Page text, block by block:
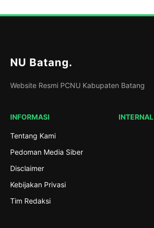
NU Batang.
Website Resmi PCNU Kabupaten Batang
INFORMASI
Tentang Kami
Pedoman Media Siber
Disclaimer
Kebijakan Privasi
Tim Redaksi
INTERNAL